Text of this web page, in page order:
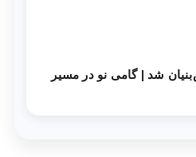
شد | گامی نو در مسیر